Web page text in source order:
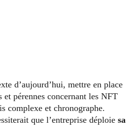
d’aujourd’hui, mettre en place
et pérennes concernant les NFT
complexe et chronographe.
que l’entreprise déploie sa